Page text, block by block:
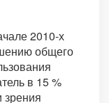
2010-х
общего
в 15 %
зрения